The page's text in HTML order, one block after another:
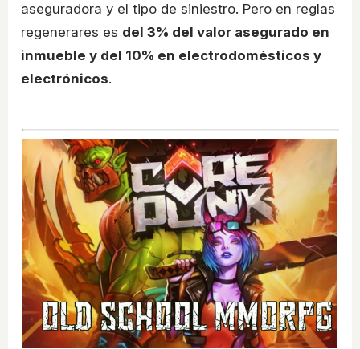
aseguradora y el tipo de siniestro. Pero en reglas
regenerares es del 3% del valor asegurado en
inmueble y del 10% en electrodomésticos y
electrónicos.